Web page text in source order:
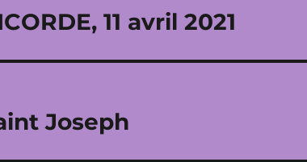
11 avril 2021
Joseph